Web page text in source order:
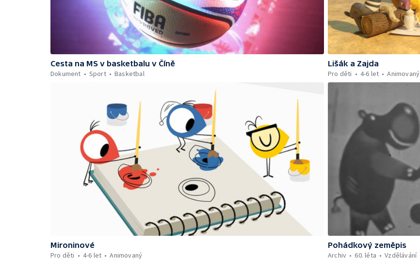
Cesta na MS v basketbalu v Číně
Dokument
Sport Basketbal
Lišák a Zajda
Pro děti
4-6 let Animovaný
Mironinové
Pro děti
4-6 let Animovaný
Pohádkový zeměpis
Archiv
60. léta Vzdělávání